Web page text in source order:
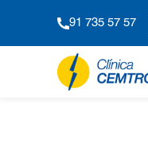
91 735 57 57